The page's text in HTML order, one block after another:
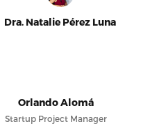
Dra. Natalie Pérez Luna
Orlando Alomá
Startup Project Manager